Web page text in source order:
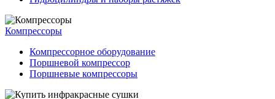
Компрессоры
Компрессорное оборудование
Поршневой компрессор
Поршневые компрессоры